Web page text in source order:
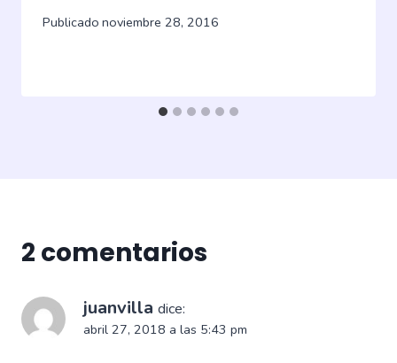
Publicado noviembre 28, 2016
2 comentarios
juanvilla dice:
abril 27, 2018 a las 5:43 pm